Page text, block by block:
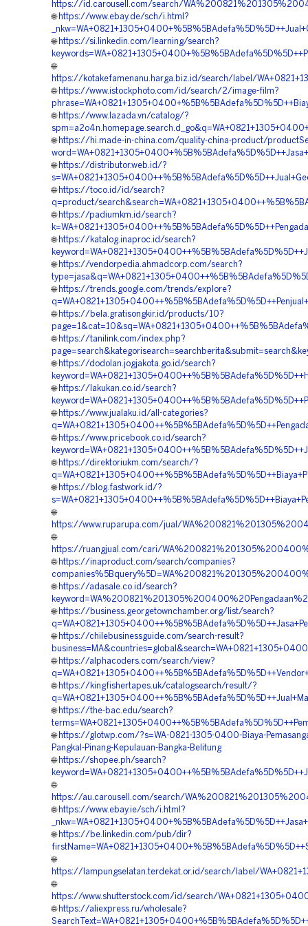
https://id.carousell.com/search/
🌐 https://www.ebay.de/sch/i.html?
🌐 https://si.linkedin.com/learning/search?
🌐
https://kotakefamenanu.harga.biz.id/search/label/
🌐 https://www.istockphoto.com/id/search/2/image-film?
🌐 https://www.lazada.vn/catalog/?
🌐 https://hi.made-in-china.com/quality-china-product/
🌐 https://distributor.web.id/?
🌐 https://toco.id/id/search?
q=product/
🌐 https://padiumkm.id/search?
🌐 https://katalog.inaproc.id/search?
🌐 https://vendorpedia.ahmadcorp.com/search?
🌐 https://trends.google.com/trends/explore?
🌐 https://bela.gratisongkir.id/products/10?
🌐 https://tanilink.com/index.php?
🌐 https://dodolan.jogjakota.go.id/search?
🌐 https://lakukan.co.id/search?
🌐 https://www.jualaku.id/all-categories?
🌐 https://www.pricebook.co.id/search?
🌐 https://direktoriukm.com/search/?
🌐 https://blog.fastwork.id/?
🌐
https://www.ruparupa.com/jual/
🌐
https://ruangjual.com/cari/
🌐 https://inaproduct.com/search/companies?
🌐 https://adasale.co.id/search?
🌐 https://business.georgetownchamber.org/list/search?
🌐 https://chilebusinessguide.com/search-result?
🌐 https://alphacoders.com/search/view?
🌐 https://kingfishertapes.uk/catalogsearch/result/?
🌐 https://the-bac.edu/search?
🌐 https://glotwp.com/?s=WA-0821-1305-0400-Biaya-
Pangkal-Pinang-Kepulauan-Bangka-Belitung
🌐 https://shopee.ph/search?
🌐
https://au.carousell.com/search/
🌐 https://www.ebay.ie/sch/i.html?
🌐 https://be.linkedin.com/pub/dir?
🌐
https://lampungselatan.terdekat.or.id/search/label/
🌐
https://www.shutterstock.com/id/search/
🌐 https://aliexpress.ru/wholesale?